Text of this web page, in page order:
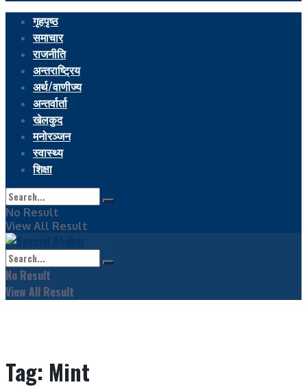
गृहपृष्ठ
समाचार
राजनीति
अन्तराष्ट्रिय
अर्थ/वाणीज्य
अन्तर्वार्ता
खेलकुद
मनोरञ्जन
स्वास्थ्य
शिक्षा
No Result
View All Result
No Result
View All Result
Tag: Mint